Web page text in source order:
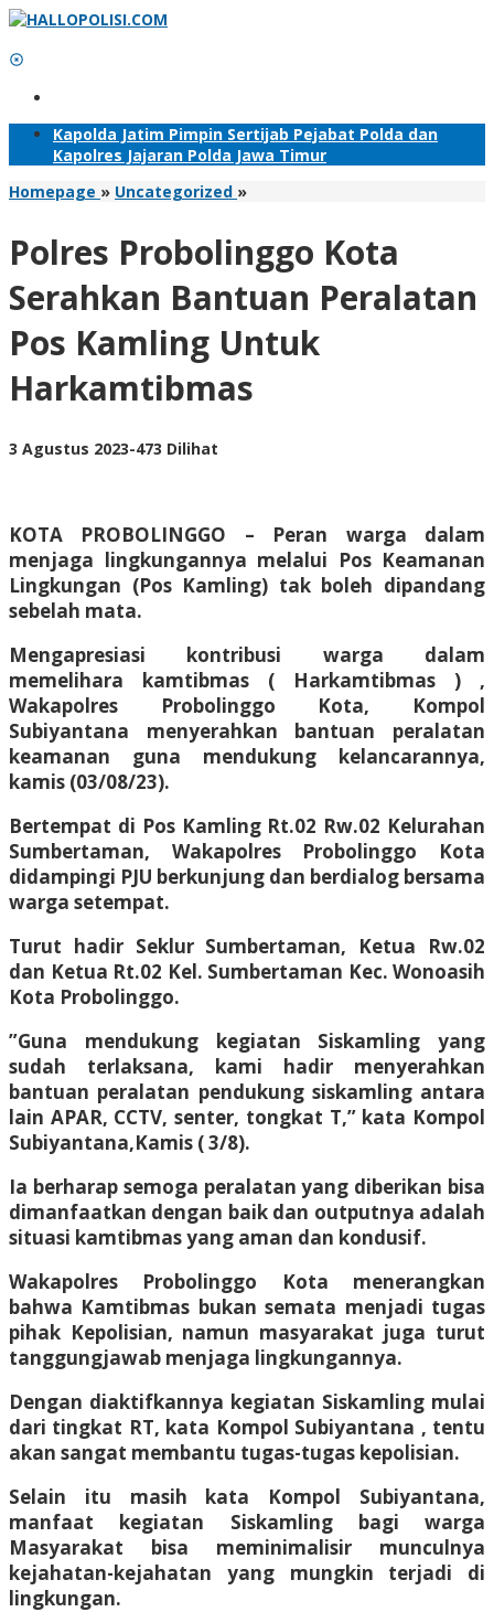
Lewati
konten
Kapolda Jatim Pimpin Sertijab Pejabat Polda dan
Kapolres Jajaran Polda Jawa Timur
Homepage » Uncategorized »Polres
Serahkan
Bantuan
Peralatan
Pos
Kamling
Untuk
Harkamtibmas
Polres Probolinggo Kota
Serahkan Bantuan Peralatan
Pos Kamling Untuk
Harkamtibmas
3 Agustus 2023oleh
-473 Dilihat
KOTA PROBOLINGGO – Peran warga dalam
menjaga lingkungannya melalui Pos Keamanan
Lingkungan (Pos Kamling) tak boleh dipandang
sebelah mata.
Mengapresiasi kontribusi warga dalam
memelihara kamtibmas ( Harkamtibmas ) ,
Wakapolres Probolinggo Kota, Kompol
Subiyantana menyerahkan bantuan peralatan
keamanan guna mendukung kelancarannya,
kamis (03/08/23).
Bertempat di Pos Kamling Rt.02 Rw.02 Kelurahan
Sumbertaman, Wakapolres Probolinggo Kota
didampingi PJU berkunjung dan berdialog bersama
warga setempat.
Turut hadir Seklur Sumbertaman, Ketua Rw.02
dan Ketua Rt.02 Kel. Sumbertaman Kec. Wonoasih
Kota Probolinggo.
”Guna mendukung kegiatan Siskamling yang
sudah terlaksana, kami hadir menyerahkan
bantuan peralatan pendukung siskamling antara
lain APAR, CCTV, senter, tongkat T,” kata Kompol
Subiyantana,Kamis ( 3/8).
Ia berharap semoga peralatan yang diberikan bisa
dimanfaatkan dengan baik dan outputnya adalah
situasi kamtibmas yang aman dan kondusif.
Wakapolres Probolinggo Kota menerangkan
bahwa Kamtibmas bukan semata menjadi tugas
pihak Kepolisian, namun masyarakat juga turut
tanggungjawab menjaga lingkungannya.
Dengan diaktifkannya kegiatan Siskamling mulai
dari tingkat RT, kata Kompol Subiyantana , tentu
akan sangat membantu tugas-tugas kepolisian.
Selain itu masih kata Kompol Subiyantana,
manfaat kegiatan Siskamling bagi warga
Masyarakat bisa meminimalisir munculnya
kejahatan-kejahatan yang mungkin terjadi di
lingkungan.